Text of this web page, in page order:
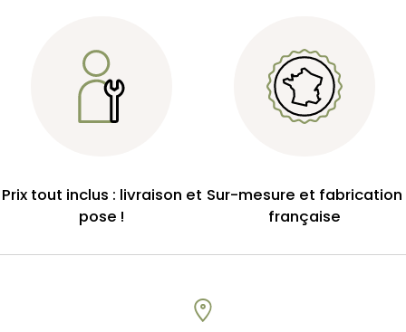
Prix tout inclus : livraison et
pose !
Sur-mesure et fabrication
française